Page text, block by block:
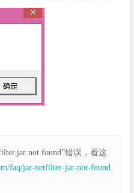
not found”错误，看这
faq/jar-netfilter-jar-not-found.